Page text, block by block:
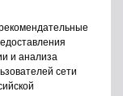
и анализа
сети